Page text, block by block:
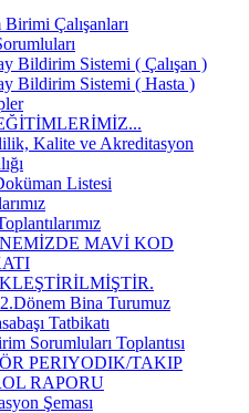
Çalışanları
Bildirim Sistemi ( Çalışan )
Bildirim Sistemi ( Hasta )
Kalite ve Akreditasyon
Listesi
MAVİ KOD
Bina Turumuz
Tatbikatı
Sorumluları Toplantısı
PERIYODIK/TAKIP
RAPORU
Şeması